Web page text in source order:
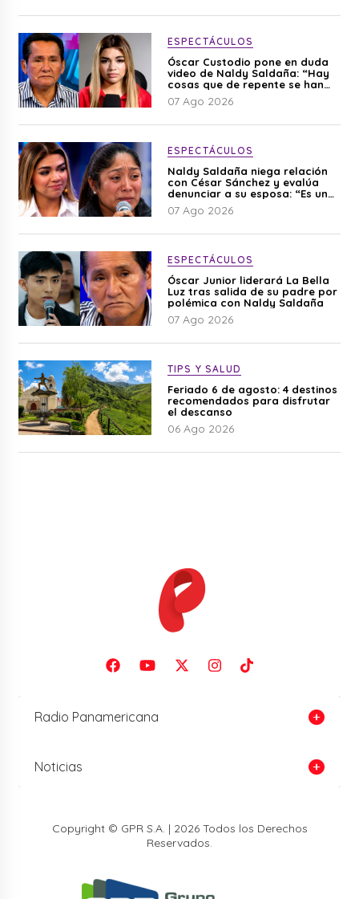
ESPECTÁCULOS
Óscar Custodio pone en duda
video de Naldy Saldaña: “Hay
cosas que de repente se han
editado”
07 Ago 2026
ESPECTÁCULOS
Naldy Saldaña niega relación
con César Sánchez y evalúa
denunciar a su esposa: “Es una
difamación”
07 Ago 2026
ESPECTÁCULOS
Óscar Junior liderará La Bella
Luz tras salida de su padre por
polémica con Naldy Saldaña
07 Ago 2026
TIPS Y SALUD
Feriado 6 de agosto: 4 destinos
recomendados para disfrutar
el descanso
06 Ago 2026
Radio Panamericana
Noticias
Copyright © GPR S.A. | 2026 Todos los Derechos
Reservados.